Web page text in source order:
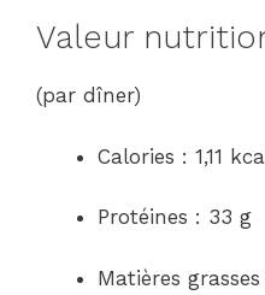
Valeur
(par dîner)
Calories : 1,11
Protéines : 33 g
Matières